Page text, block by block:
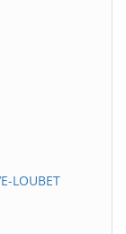
LOUBET